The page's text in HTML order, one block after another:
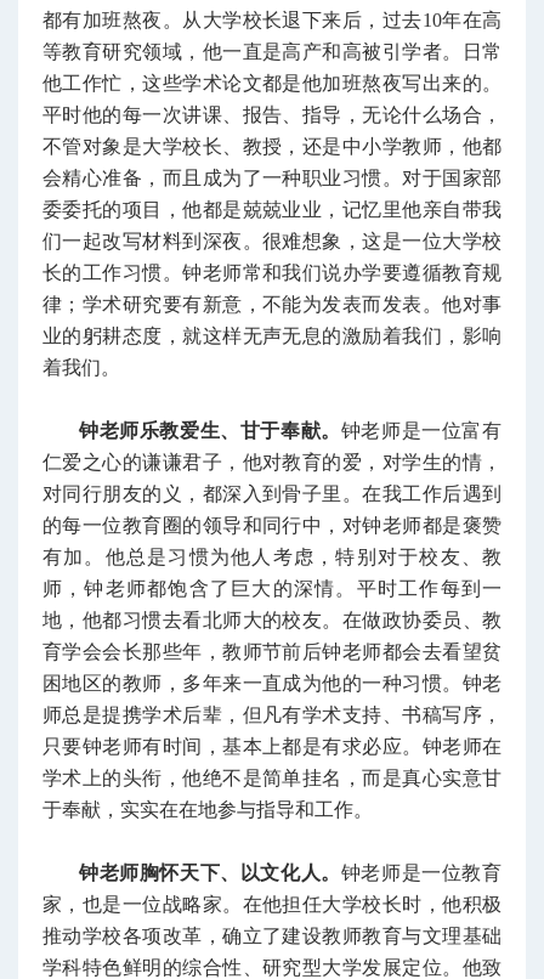
都有加班熬夜。从大学校长退下来后，过去10年在高
等教育研究领域，他一直是高产和高被引学者。日常
他工作忙，这些学术论文都是他加班熬夜写出来的。
平时他的每一次讲课、报告、指导，无论什么场合，
不管对象是大学校长、教授，还是中小学教师，他都
会精心准备，而且成为了一种职业习惯。对于国家部
委委托的项目，他都是兢兢业业，记忆里他亲自带我
们一起改写材料到深夜。很难想象，这是一位大学校
长的工作习惯。钟老师常和我们说办学要遵循教育规
律；学术研究要有新意，不能为发表而发表。他对事
业的躬耕态度，就这样无声无息的激励着我们，影响
着我们。
钟老师乐教爱生、甘于奉献。 钟老师是一位富有
仁爱之心的谦谦君子，他对教育的爱，对学生的情，
对同行朋友的义，都深入到骨子里。在我工作后遇到
的每一位教育圈的领导和同行中，对钟老师都是褒赞
有加。他总是习惯为他人考虑，特别对于校友、教
师，钟老师都饱含了巨大的深情。平时工作每到一
地，他都习惯去看北师大的校友。在做政协委员、教
育学会会长那些年，教师节前后钟老师都会去看望贫
困地区的教师，多年来一直成为他的一种习惯。钟老
师总是提携学术后辈，但凡有学术支持、书稿写序，
只要钟老师有时间，基本上都是有求必应。钟老师在
学术上的头衔，他绝不是简单挂名，而是真心实意甘
于奉献，实实在在地参与指导和工作。
钟老师胸怀天下、以文化人。 钟老师是一位教育
家，也是一位战略家。在他担任大学校长时，他积极
推动学校各项改革，确立了建设教师教育与文理基础
学科特色鲜明的综合性、研究型大学发展定位。他致